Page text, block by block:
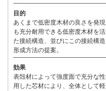
目的
あくまで低密度木材の良さを発
も充分耐用できる低密度木材を
た接続構造、並びにこの接続構
形成方法の提案。
効果
表殻材によって強度面で充分な
用した芯材により、全体として